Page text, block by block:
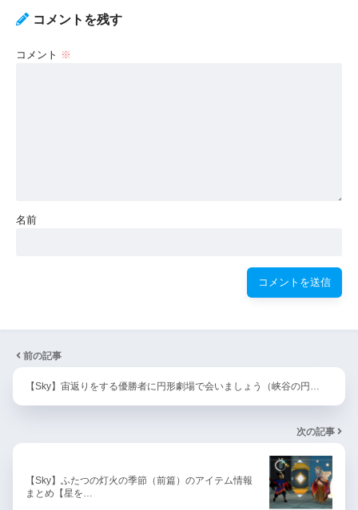
コメントを残す
コメント ※
名前
前の記事
【Sky】宙返りをする優勝者に円形劇場で会いましょう（峡谷の円…
次の記事
【Sky】ふたつの灯火の季節（前篇）のアイテム情報
まとめ【星を…